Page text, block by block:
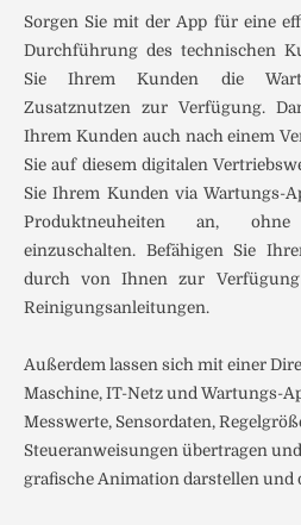
Sorgen Sie mit der App für eine
Durchführung des technischen
Sie Ihrem Kunden die
Zusatznutzen zur Verfügung.
Ihrem Kunden auch nach einem
Sie auf diesem digitalen
Sie Ihrem Kunden via Wartungs-
Produktneuheiten an, ohne
einzuschalten. Befähigen Sie
durch von Ihnen zur
Reinigungsanleitungen.
Außerdem lassen sich mit einer
Maschine, IT-Netz und Wartungs-
Messwerte, Sensordaten,
Steueranweisungen übertragen
grafische Animation darstellen und